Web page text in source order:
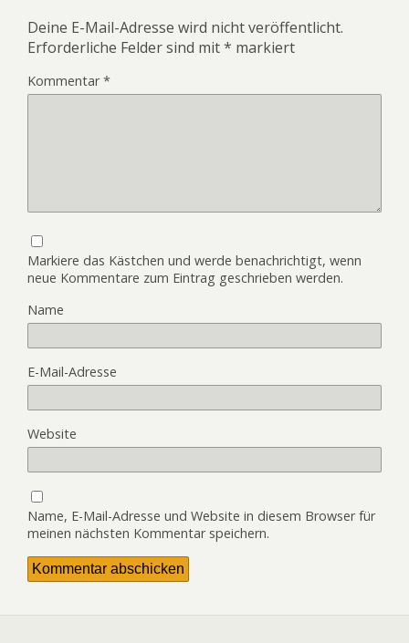
Deine E-Mail-Adresse wird nicht veröffentlicht.
Erforderliche Felder sind mit* markiert
Kommentar*
Markiere das Kästchen und werde benachrichtigt, wenn
neue Kommentare zum Eintrag geschrieben werden.
Name
E-Mail-Adresse
Website
Name, E-Mail-Adresse und Website in diesem Browser für
meinen nächsten Kommentar speichern.